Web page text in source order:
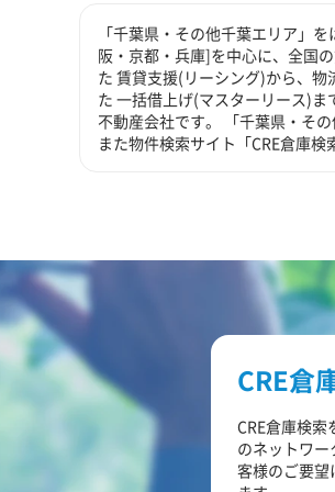
「千葉県・その他千葉エリア」
阪・京都・兵庫]を中心に、全国
た 賃貸支援(リーシング)から、
た 一括借上げ(マスターリース)
不動産会社です。 「千葉県・そ
また物件検索サイト「CRE倉庫
CRE倉
CRE倉庫検
のネットワ
客様のご要